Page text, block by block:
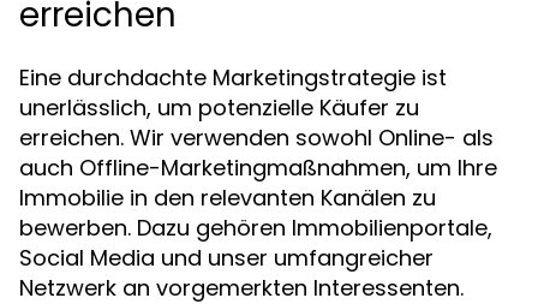
erreichen
Eine durchdachte Marketingstrategie ist
unerlässlich, um potenzielle Käufer zu
erreichen. Wir verwenden sowohl Online- als
auch Offline-Marketingmaßnahmen, um Ihre
Immobilie in den relevanten Kanälen zu
bewerben. Dazu gehören Immobilienportale,
Social Media und unser umfangreicher
Netzwerk an vorgemerkten Interessenten.